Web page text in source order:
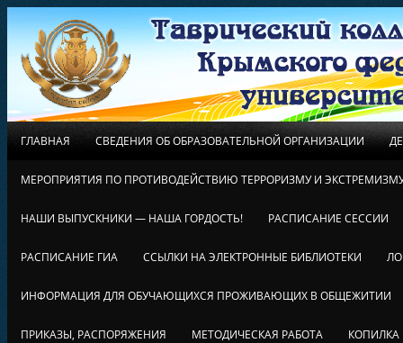
ГЛАВНАЯ СВЕДЕНИЯ ОБ ОБРАЗОВАТЕЛЬНОЙ ОРГАНИЗАЦИИ
МЕРОПРИЯТИЯ ПО ПРОТИВОДЕЙСТВИЮ ТЕРРОРИЗМУ И
НАШИ ВЫПУСКНИКИ — НАША ГОРДОСТЬ! РАСПИСАНИЕ СЕССИИ
РАСПИСАНИЕ ГИА ССЫЛКИ НА ЭЛЕКТРОННЫЕ БИБЛИОТЕКИ
ИНФОРМАЦИЯ ДЛЯ ОБУЧАЮЩИХСЯ ПРОЖИВАЮЩИХ В ОБЩЕЖИТИИ
ПРИКАЗЫ, РАСПОРЯЖЕНИЯ МЕТОДИЧЕСКАЯ РАБОТА КОПИЛКА